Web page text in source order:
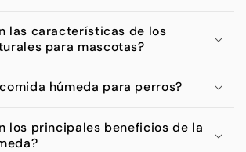
las características de los
para mascotas?
húmeda para perros?
los principales beneficios de la